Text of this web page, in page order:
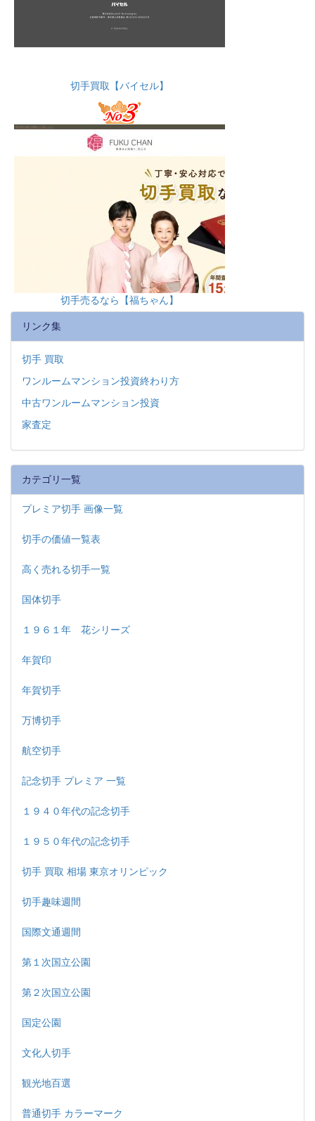
切手買取【バイセル】
切手売るなら【福ちゃん】
リンク集
切手 買取
ワンルームマンション投資終わり方
中古ワンルームマンション投資
家査定
カテゴリ一覧
プレミア切手 画像一覧
切手の価値一覧表
高く売れる切手一覧
国体切手
１９６１年 花シリーズ
年賀印
年賀切手
万博切手
航空切手
記念切手 プレミア 一覧
１９４０年代の記念切手
１９５０年代の記念切手
切手 買取 相場 東京オリンピック
切手趣味週間
国際文通週間
第１次国立公園
第２次国立公園
国定公園
文化人切手
観光地百選
普通切手 カラーマーク